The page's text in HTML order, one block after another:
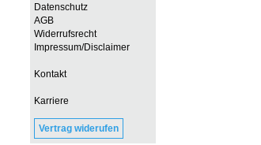
Datenschutz
AGB
Widerrufsrecht
Impressum/Disclaimer
Kontakt
Karriere
Vertrag widerufen